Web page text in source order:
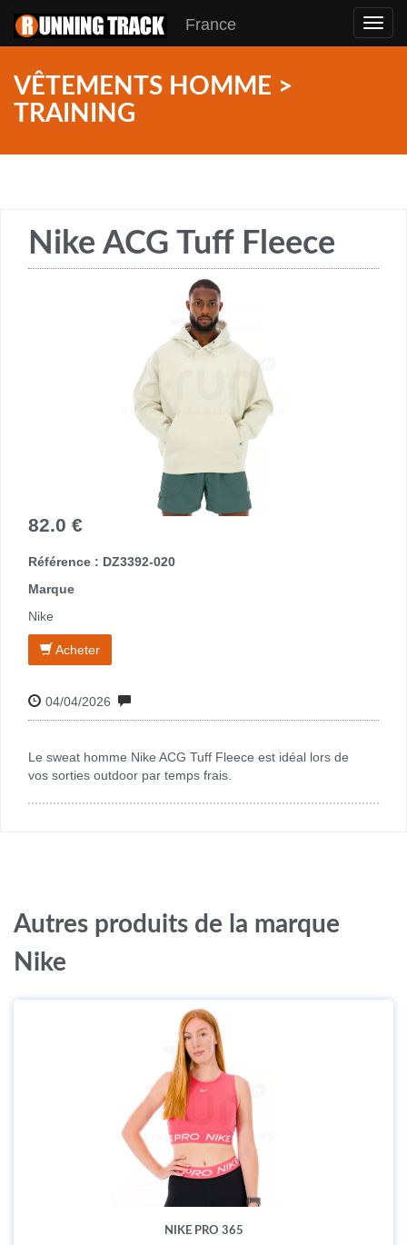
France
VÊTEMENTS HOMME >
TRAINING
Nike ACG Tuff Fleece
82.0 €
Référence : DZ3392-020
Marque
Nike
Acheter
04/04/2026
Le sweat homme Nike ACG Tuff Fleece est idéal lors de
vos sorties outdoor par temps frais.
Autres produits de la marque
Nike
NIKE PRO 365